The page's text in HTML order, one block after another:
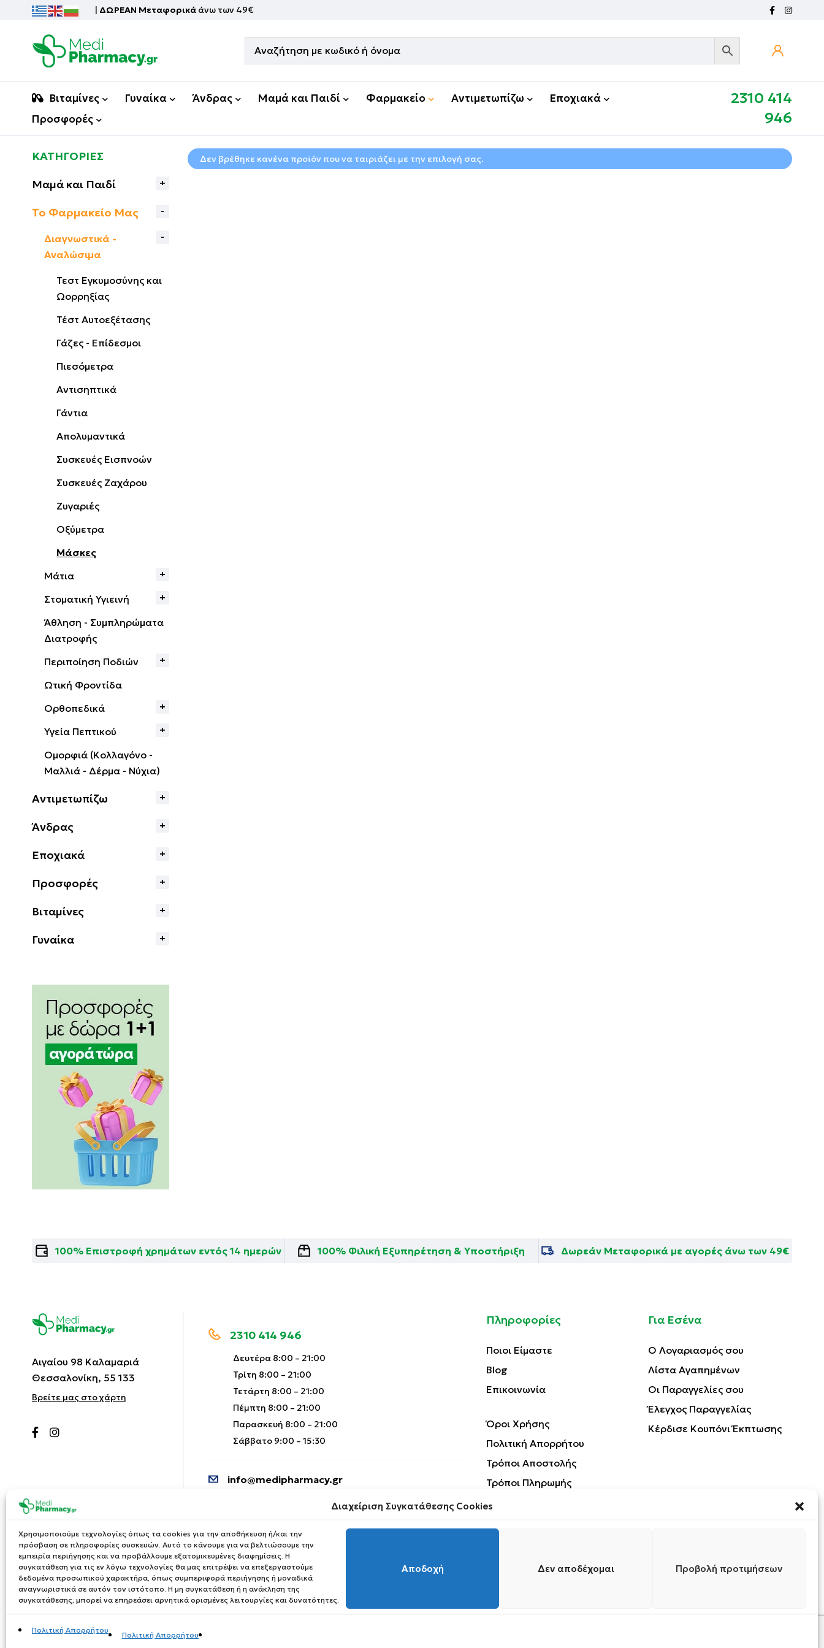
Διαχείριση Συγκατάθεσης Cookies
Χρησιμοποιούμε τεχνολογίες όπως τα cookies για την αποθήκευση ή/και την
πρόσβαση σε πληροφορίες συσκευών. Αυτό το κάνουμε για να βελτιώσουμε την
εμπειρία περιήγησης και να προβάλλουμε εξατομικευμένες διαφημίσεις. Η
συγκατάθεση για τις εν λόγω τεχνολογίες θα μας επιτρέψει να επεξεργαστούμε
δεδομένα προσωπικού χαρακτήρα, όπως συμπεριφορά περιήγησης ή μοναδικά
αναγνωριστικά σε αυτόν τον ιστότοπο. Η μη συγκατάθεση ή η ανάκληση της
συγκατάθεσης, μπορεί να επηρεάσει αρνητικά ορισμένες λειτουργίες και δυνατότητες.
Αποδοχή Δεν αποδέχομαι Προβολή προτιμήσεων
Πολιτική Απορρήτου
Πολιτική Απορρήτου
| ΔΩΡΕΑΝ Μεταφορικά άνω των 49€
Βιταμίνες Γυναίκα Άνδρας Μαμά και Παιδί Φαρμακείο Αντιμετωπίζω
Εποχιακά
Προσφορές
2310 414
946
ΚΑΤΗΓΟΡΙΕΣ
Μαμά και Παιδί
Το Φαρμακείο Μας
Διαγνωστικά -
Αναλώσιμα
Τεστ Εγκυμοσύνης και
Ωορρηξίας
Τέστ Αυτοεξέτασης
Γάζες - Επίδεσμοι
Πιεσόμετρα
Αντισηπτικά
Γάντια
Απολυμαντικά
Συσκευές Εισπνοών
Συσκευές Ζαχάρου
Ζυγαριές
Οξύμετρα
Μάσκες
Μάτια
Στοματική Υγιεινή
Άθληση - Συμπληρώματα
Διατροφής
Περιποίηση Ποδιών
Ωτική Φροντίδα
Ορθοπεδικά
Υγεία Πεπτικού
Ομορφιά (Κολλαγόνο -
Μαλλιά - Δέρμα - Νύχια)
Αντιμετωπίζω
Άνδρας
Εποχιακά
Προσφορές
Βιταμίνες
Γυναίκα
Δεν βρέθηκε κανένα προϊόν που να ταιριάζει με την επιλογή σας.
100% Επιστροφή χρημάτων εντός 14 ημερών 100% Φιλική Εξυπηρέτηση & Υποστήριξη Δωρεάν Μεταφορικά με αγορές άνω των 49€
Αιγαίου 98 Καλαμαριά
Θεσσαλονίκη, 55 133
Βρείτε μας στο χάρτη
2310 414 946
Δευτέρα 8:00 – 21:00
Τρίτη 8:00 – 21:00
Τετάρτη 8:00 – 21:00
Πέμπτη 8:00 – 21:00
Παρασκευή 8:00 – 21:00
Σάββατο 9:00 – 15:30
info@medipharmacy.gr
Πληροφορίες
Ποιοι Είμαστε
Blog
Επικοινωνία
Όροι Χρήσης
Πολιτική Απορρήτου
Τρόποι Αποστολής
Τρόποι Πληρωμής
Επιστροφές Προϊόντων
Για Εσένα
Ο Λογαριασμός σου
Λίστα Αγαπημένων
Οι Παραγγελίες σου
Έλεγχος Παραγγελίας
Κέρδισε Κουπόνι Έκπτωσης
Copyright © 2023 Medipharmacy. All Rights Reserved